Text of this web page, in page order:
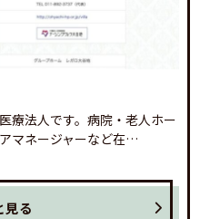
療法人です。病院・老人ホー
マネージャーなど在…
見る